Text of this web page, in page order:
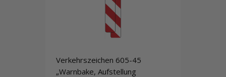
Verkehrszeichen 605-45
„Warnbake, Aufstellung